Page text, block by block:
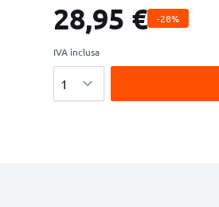
28,95 € -28%
IVA inclusa